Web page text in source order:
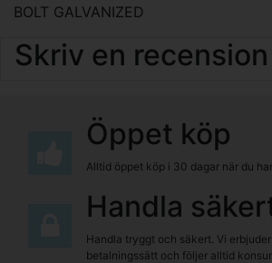
BOLT GALVANIZED
Skriv en recension
Öppet köp
Alltid öppet köp i 30 dagar när du
Handla
Handla tryggt och säkert. Vi
betalningssätt och följer alltid